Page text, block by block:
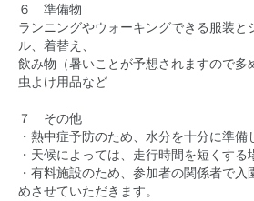
６ 準備物
ランニングやウォーキングできる服装と
ル、着替え、
飲み物（暑いことが予想されますので多
虫よけ用品など
７ その他
・熱中症予防のため、水分を十分に準備
・天候によっては、走行時間を短くする
・有料施設のため、参加者の関係者で
めさせていただきます。